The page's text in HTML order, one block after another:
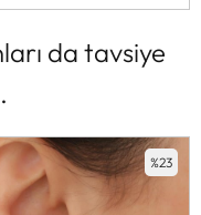
da tavsiye
%23